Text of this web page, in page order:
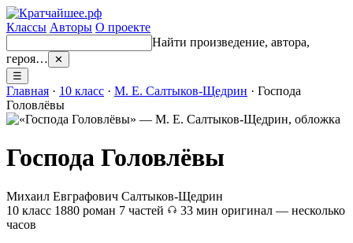
Классы Авторы О проекте
Найти произведение, автора,
героя…
✕
☰
Главная · 10 класс · М. Е. Салтыков-Щедрин · Господа
Головлёвы
Господа Головлёвы
Михаил Евграфович Салтыков-Щедрин
10 класс 1880 роман 7 частей 33 мин оригинал — несколько
часов